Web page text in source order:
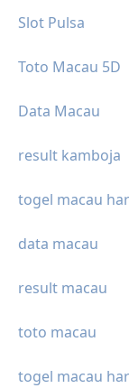
Slot Pulsa
Toto Macau 5D
Data Macau
result kamboja
togel macau
data macau
result macau
toto macau
togel macau